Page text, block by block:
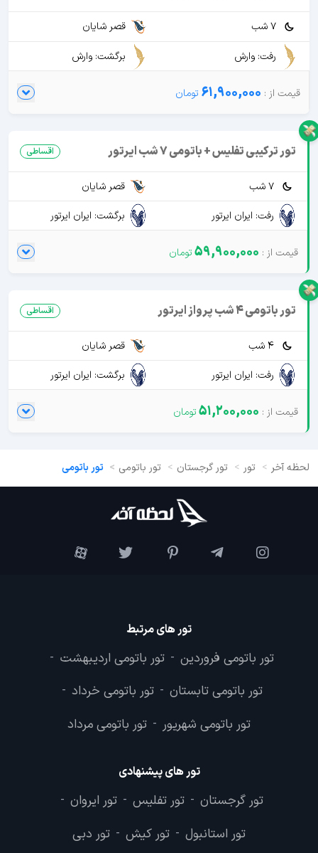
7 شب
قصر شایان
رفت: وارش
برگشت: وارش
61,900,000
تور ترکیبی تفلیس + باتومی 7 شب ایرتور اقساطی
7 شب
قصر شایان
رفت: ایران ایرتور
برگشت: ایران ایرتور
59,900,000
تور باتومی 4 شب پرواز ایرتور اقساطی
4 شب
قصر شایان
رفت: ایران ایرتور
برگشت: ایران ایرتور
51,200,000
لحظه آخر تور تور گرجستان تور باتومی تور باتومی
تور های مرتبط
تور باتومی فروردین - تور باتومی اردیبهشت -
تور باتومی تابستان - تور باتومی خرداد -
تور باتومی شهریور - تور باتومی مرداد
تور های پیشنهادی
تور گرجستان - تور تفلیس - تور ایروان -
تور استانبول - تور کیش - تور دبی